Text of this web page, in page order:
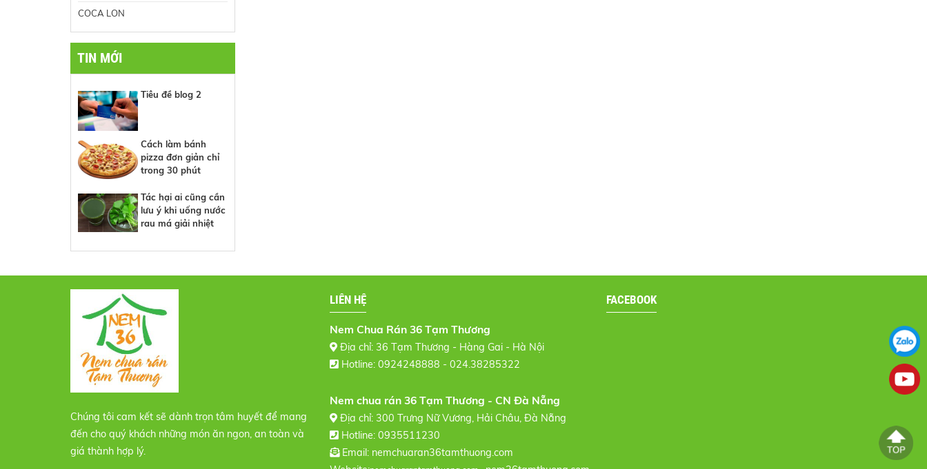
COCA LON
TIN MỚI
Tiêu đề blog 2
Cách làm bánh
pizza đơn giản chỉ
trong 30 phút
Tác hại ai cũng cần
lưu ý khi uống nước
rau má giải nhiệt
Chúng tôi cam kết sẽ dành trọn tâm huyết để mang
đến cho quý khách những món ăn ngon, an toàn và
giá thành hợp lý.
LIÊN HỆ
Nem Chua Rán 36 Tạm Thương
Địa chỉ: 36 Tạm Thương - Hàng Gai - Hà Nội
Hotline: 0924248888 - 024.38285322
Nem chua rán 36 Tạm Thương - CN Đà Nẵng
Địa chỉ: 300 Trưng Nữ Vương, Hải Châu, Đà Nẵng
Hotline: 0935511230
Email: nemchuaran36tamthuong.com
FACEBOOK